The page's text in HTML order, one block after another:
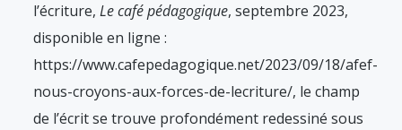
l’écriture, Le café pédagogique, septembre 2023,
disponible en ligne :
https://www.cafepedagogique.net/2023/09/18/afef-
nous-croyons-aux-forces-de-lecriture/, le champ
de l’écrit se trouve profondément redessiné sous